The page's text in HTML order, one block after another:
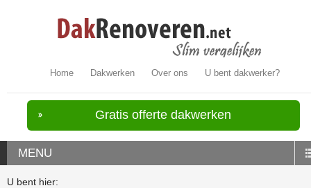
Home Dakwerken Over ons U bent dakwerker?
Gratis offerte dakwerken
MENU
U bent hier: